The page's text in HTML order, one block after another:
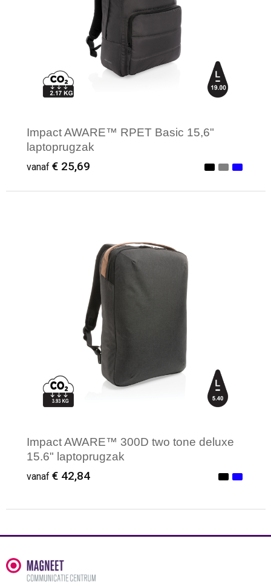
Impact AWARE™ RPET Basic 15,6"
laptoprugzak
vanaf € 25,69
Impact AWARE™ 300D two tone deluxe
15.6" laptoprugzak
vanaf € 42,84